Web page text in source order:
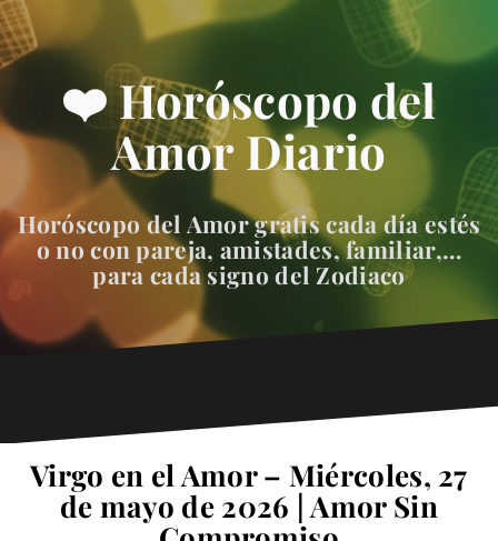
❤️ Horóscopo del
Amor Diario
Horóscopo del Amor gratis cada día estés
o no con pareja, amistades, familiar,…
para cada signo del Zodiaco
Virgo en el Amor – Miércoles, 27
de mayo de 2026 | Amor Sin